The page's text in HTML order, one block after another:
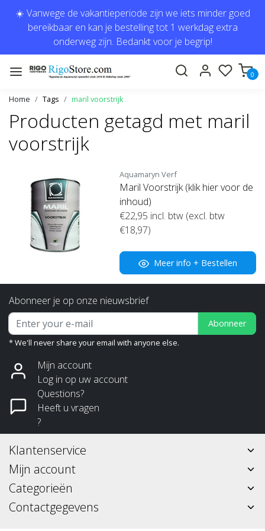
☀️ Vanwege de vakantieperiode zijn we iets minder goed
bereikbaar en kan je bestelling tot 1 werkdag extra
onderweg zijn. Bedankt voor je begrip!
0
Home Tags maril voorstrijk
Producten getagd met maril
voorstrijk
Aquamaryn Verf
Maril Voorstrijk (klik hier voor de
inhoud)
€22,95 incl. btw (excl. btw
€18,97)
Meer info + Bestellen
Abonneer je op onze nieuwsbrief
Abonneer
* We'll never share your email with anyone else.
Mijn account
Log in op uw account
Questions?
Heeft u vragen
?
Klantenservice
Mijn account
Categorieën
Contactgegevens